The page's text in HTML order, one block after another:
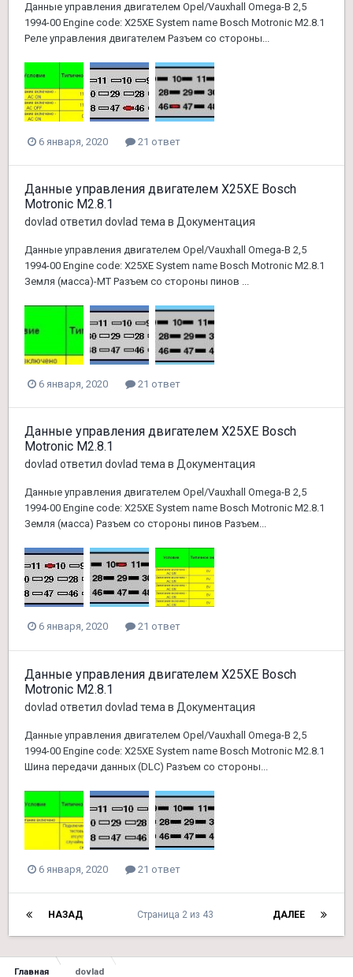
Данные управления двигателем Opel/Vauxhall Omega-B 2,5
1994-00 Engine code: X25XE System name Bosch Motronic M2.8.1
Реле управления двигателем Разъем со стороны...
6 января, 2020 21 ответ
Данные управления двигателем X25XE Bosch
Motronic M2.8.1
dovlad ответил dovlad тема в Документация
Данные управления двигателем Opel/Vauxhall Omega-B 2,5
1994-00 Engine code: X25XE System name Bosch Motronic M2.8.1
Земля (масса)-МТ Разъем со стороны пинов ...
6 января, 2020 21 ответ
Данные управления двигателем X25XE Bosch
Motronic M2.8.1
dovlad ответил dovlad тема в Документация
Данные управления двигателем Opel/Vauxhall Omega-B 2,5
1994-00 Engine code: X25XE System name Bosch Motronic M2.8.1
Земля (масса) Разъем со стороны пинов Разъем...
6 января, 2020 21 ответ
Данные управления двигателем X25XE Bosch
Motronic M2.8.1
dovlad ответил dovlad тема в Документация
Данные управления двигателем Opel/Vauxhall Omega-B 2,5
1994-00 Engine code: X25XE System name Bosch Motronic M2.8.1
Шина передачи данных (DLC) Разъем со стороны...
6 января, 2020 21 ответ
НАЗАД ДАЛЕЕ
Страница 2 из 43
Главная dovlad